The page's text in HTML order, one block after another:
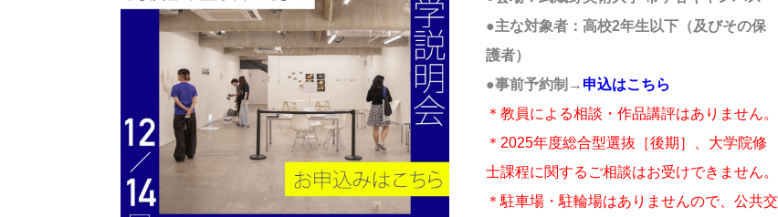
●主な対象者：高校2年生以下（及びその保
護者）
●事前予約制→ 申込はこちら
＊教員による相談・作品講評はありません。
＊2025年度総合型選抜［後期］、大学院修
士課程に関するご相談はお受けできません。
＊駐車場・駐輪場はありませんので、公共交